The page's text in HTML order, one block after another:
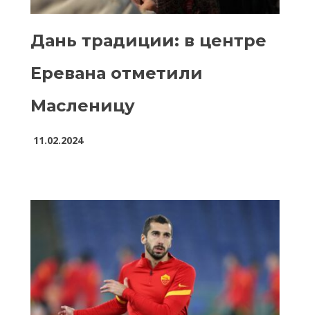
Дань традиции: в центре
Еревана отметили
Масленицу
11.02.2024